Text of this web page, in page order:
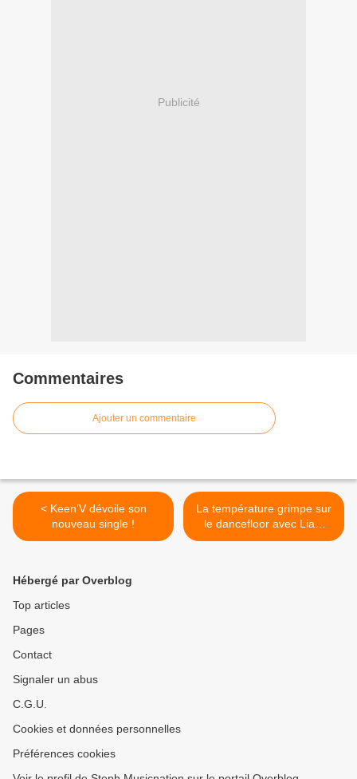
Publicité
Commentaires
Ajouter un commentaire
< Keen’V dévoile son
nouveau single !
La température grimpe sur
le dancefloor avec Liam
Summers ! >
Hébergé par Overblog
Top articles
Pages
Contact
Signaler un abus
C.G.U.
Cookies et données personnelles
Préférences cookies